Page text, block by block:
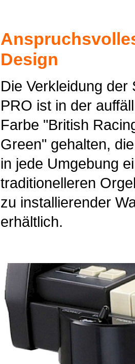
Design
Die Verkleidung der
PRO ist in der
Farbe "British
Green" gehalten,
in jede Umgebung
traditionelleren
zu installierender
erhältlich.